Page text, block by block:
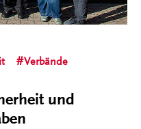
Verbände
und